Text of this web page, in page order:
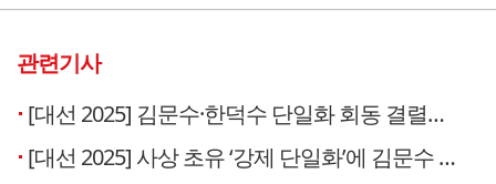
관련기사
[대선 2025] 김문수·한덕수 단일화 회동 결렬…“합의된 것 없어”
[대선 2025] 사상 초유 ‘강제 단일화’에 김문수 긴급 기자회견